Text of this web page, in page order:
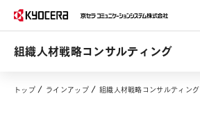
組織人材戦略コンサルティング
トップ ラインアップ 組織人材戦略コンサルティング